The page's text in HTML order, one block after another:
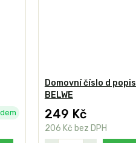
Domovní číslo d
BELWE
249 Kč
206 Kč bez DPH